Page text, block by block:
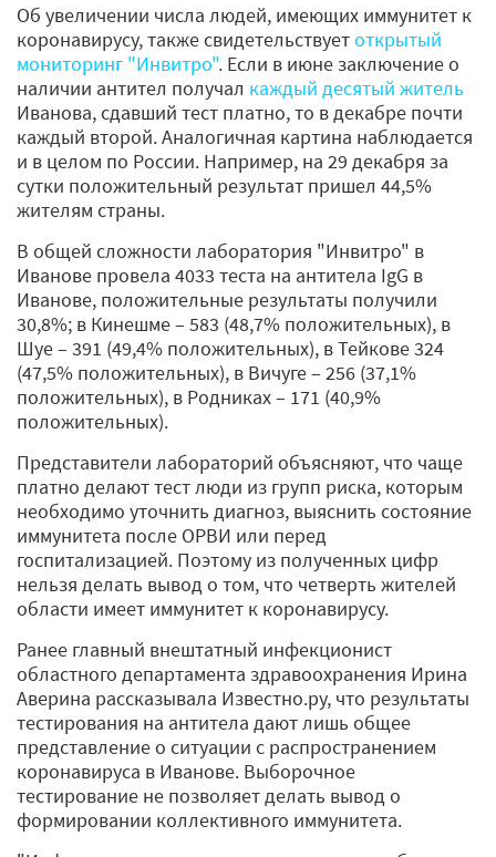
Об увеличении числа людей, имеющих иммунитет к
коронавирусу, также свидетельствуетоткрытый
мониторинг "Инвитро". Если в июне заключение о
наличии антител получал каждый десятый житель
Иванова, сдавший тест платно, то в декабре почти
каждый второй. Аналогичная картина наблюдается
и в целом по России. Например, на 29 декабря за
сутки положительный результат пришел 44,5%
жителям страны.
В общей сложности лаборатория "Инвитро" в
Иванове провела 4033 теста на антитела IgG в
Иванове, положительные результаты получили
30,8%; в Кинешме – 583 (48,7% положительных), в
Шуе – 391 (49,4% положительных), в Тейкове 324
(47,5% положительных), в Вичуге – 256 (37,1%
положительных), в Родниках – 171 (40,9%
положительных).
Представители лабораторий объясняют, что чаще
платно делают тест люди из групп риска, которым
необходимо уточнить диагноз, выяснить состояние
иммунитета после ОРВИ или перед
госпитализацией. Поэтому из полученных цифр
нельзя делать вывод о том, что четверть жителей
области имеет иммунитет к коронавирусу.
Ранее главный внештатный инфекционист
областного департамента здравоохранения Ирина
Аверина рассказывала Известно.ру, что результаты
тестирования на антитела дают лишь общее
представление о ситуации с распространением
коронавируса в Иванове. Выборочное
тестирование не позволяет делать вывод о
формировании коллективного иммунитета.